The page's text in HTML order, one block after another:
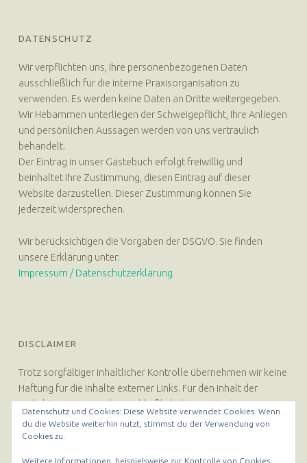
DATENSCHUTZ
Wir verpflichten uns, Ihre personenbezogenen Daten
ausschließlich für die interne Praxisorganisation zu
verwenden. Es werden keine Daten an Dritte weitergegeben.
Wir Hebammen unterliegen der Schweigepflicht, Ihre Anliegen
und persönlichen Aussagen werden von uns vertraulich
behandelt.
Der Eintrag in unser Gästebuch erfolgt freiwillig und
beinhaltet Ihre Zustimmung, diesen Eintrag auf dieser
Website darzustellen. Dieser Zustimmung können Sie
jederzeit widersprechen.
Wir berücksichtigen die Vorgaben der DSGVO. Sie finden
unsere Erklärung unter:
Impressum / Datenschutzerklärung
DISCLAIMER
Trotz sorgfältiger inhaltlicher Kontrolle übernehmen wir keine
Haftung für die Inhalte externer Links. Für den Inhalt der
verlinkten Seiten sind ausschließlich deren Betreiber
verantwortlich.
Datenschutz und Cookies: Diese Website verwendet Cookies. Wenn
du die Website weiterhin nutzt, stimmst du der Verwendung von
Cookies zu.
Weitere Informationen, beispielsweise zur Kontrolle von Cookies,